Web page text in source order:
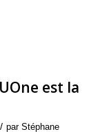
est la
/ par Stéphane